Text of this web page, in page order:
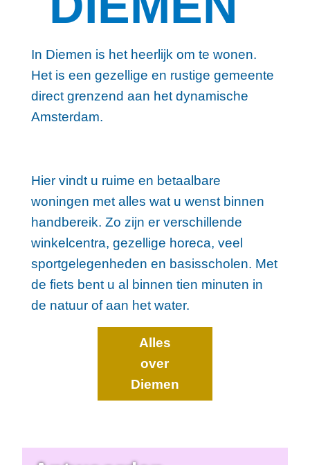
In Diemen is het heerlijk om te wonen.
Het is een gezellige en rustige gemeente
direct grenzend aan het dynamische
Amsterdam.
Hier vindt u ruime en betaalbare
woningen met alles wat u wenst binnen
handbereik. Zo zijn er verschillende
winkelcentra, gezellige horeca, veel
sportgelegenheden en basisscholen. Met
de fiets bent u al binnen tien minuten in
de natuur of aan het water.
Alles
over
Diemen